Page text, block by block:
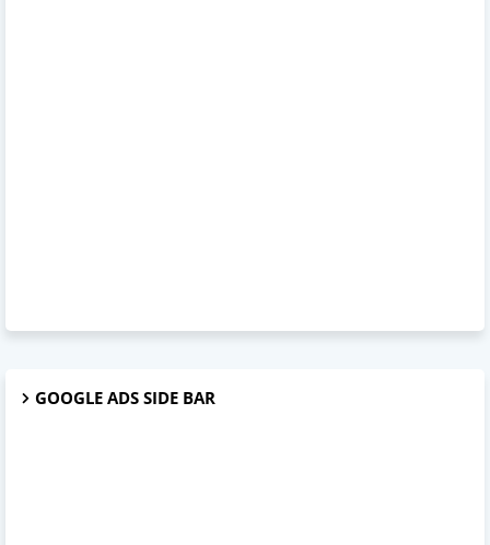
GOOGLE ADS SIDE BAR